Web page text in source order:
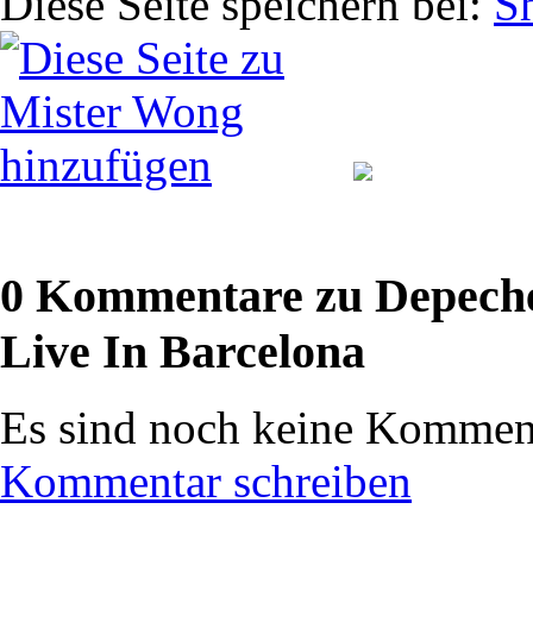
0 Kommentare zu
Live In Barcelona
Es sind noch keine
Kommentar schreiben